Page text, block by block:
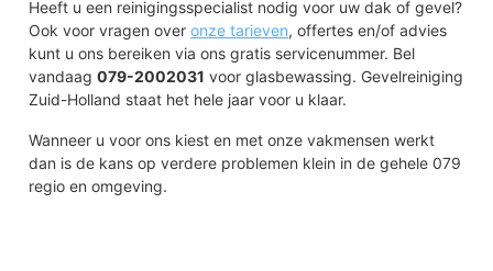
Heeft u een reinigingsspecialist nodig voor uw dak of gevel?
Ook voor vragen overonze tarieven, offertes en/of advies
kunt u ons bereiken via ons gratis servicenummer. Bel
vandaag079-2002031 voor glasbewassing. Gevelreiniging
Zuid-Holland staat het hele jaar voor u klaar.
Wanneer u voor ons kiest en met onze vakmensen werkt
dan is de kans op verdere problemen klein in de gehele 079
regio en omgeving.